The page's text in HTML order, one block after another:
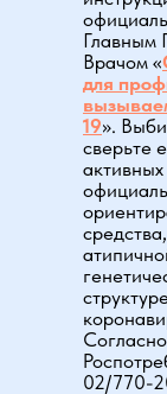
Главным
Врачом «
для
19».
сверьте
02/770-